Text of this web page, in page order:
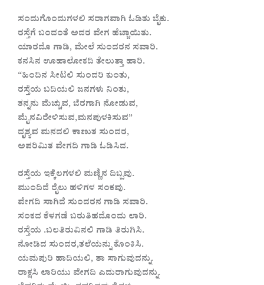
ಸಂದುಗೊಂದುಗಳಲಿ ಸರಾಗವಾಗಿ ಓಡಿತು ಬೈಕು.
ರಸ್ತೆಗೆ ಬಂದಂತೆ ಅದರ ವೇಗ ಹೆಚ್ಚಾಯಿತು.
ಯಾರದೊ ಗಾಡಿ, ಮೇಲೆ ಸುಂದರನ ಸವಾರಿ.
ಕನ‌ಸಿನ ಊಹಾಲೋಕದಿ ತೇಲುತ್ತಾ ಹಾರಿ.
“ಹಿಂದಿನ ಸೀಟಲಿ ಸುಂದರಿ ಕುಂತು,
ರಸ್ತೆಯ ಬದಿಯಲಿ ಜನಗಳು ನಿಂತು,
ತನ್ನನು ಮೆಚ್ಚುವ, ಬೆರಗಾಗಿ ನೋಡುವ,
ಮೈನವಿರೇಳಿಸುವ,ಮನಪುಳಕಿಸುವ”
ದೃಶ್ಯವ ಮನದಲಿ ಕಾಣುತ ಸುಂದರ,
ಅಪರಿಮಿತ ವೇಗದಿ ಗಾಡಿ ಓಡಿಸಿದ.
ರಸ್ತೆಯ ಇಕ್ಕೆಲಗಳಲಿ ಮಣ್ಣಿನ ದಿಬ್ಬವು.
ಮುಂದಿದೆ ರೈಲು ಹಳಿಗಳ ಸಂಕವು.
ವೇಗದಿ ಸಾಗಿದೆ ಸುಂದರನ ಗಾಡಿ ಸವಾರಿ.
ಸಂಕದ ಕೆಳಗಡೆ ಬರುತಿಹದೊಂದು ಲಾರಿ.
ರಸ್ತೆಯ ‌.ಬಲತಿರುವಿನಲಿ ಗಾಡಿ ತಿರುಗಿಸಿ.
ನೋಡಿದ ಸುಂದರ,ತಲೆಯನ್ನು ಕೊಂಕಿಸಿ.
ಯಮಪುರಿ ಹಾದಿಯಲಿ, ತಾ ಸಾಗುವುದನ್ನು.
ರಾಕ್ಷಸಿ ಲಾರಿಯು ವೇಗದಿ ಎದುರಾಗುವುದನ್ನು.